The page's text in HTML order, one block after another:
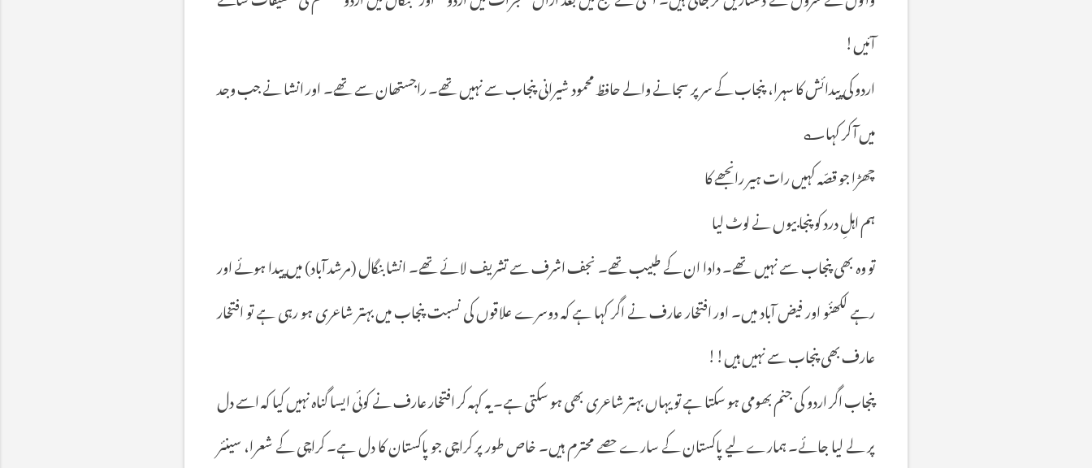
آئیں!
اردو کی پیدائش کا سہرا، پنجاب کے سر پر سجانے والے حافظ محمود شیرانی پنجاب سے نہیں تھے۔ راجستھان سے تھے۔ اور انشا نے جب وجد
میں آ کر کہا؎
چھڑا جو قصّہ کہیں رات ہیر رانجھے کا
ہم اہلِ درد کو پنجابیوں نے لوٹ لیا
تو وہ بھی پنجاب سے نہیں تھے۔ دادا ان کے طبیب تھے۔ نجف اشرف سے تشریف لائے تھے۔ انشا بنگال (مرشد آباد) میں پیدا ہوئے اور
رہے لکھنٔو اور فیض آباد میں۔ اور افتخار عارف نے اگر کہا ہے کہ دوسرے علاقوں کی نسبت پنجاب میں بہتر شاعری ہو رہی ہے تو افتخار
عارف بھی پنجاب سے نہیں ہیں!!
پنجاب اگر اردو کی جنم بھومی ہو سکتا ہے تو یہاں بہتر شاعری بھی ہو سکتی ہے۔ یہ کہہ کر افتخار عارف نے کوئی ایسا گناہ نہیں کیا کہ اسے دل
پر لے لیا جائے۔ ہمارے لیے پاکستان کے سارے حصے محترم ہیں۔ خاص طور پر کراچی جو پاکستان کا دل ہے۔ کراچی کے شعرا، سینئر